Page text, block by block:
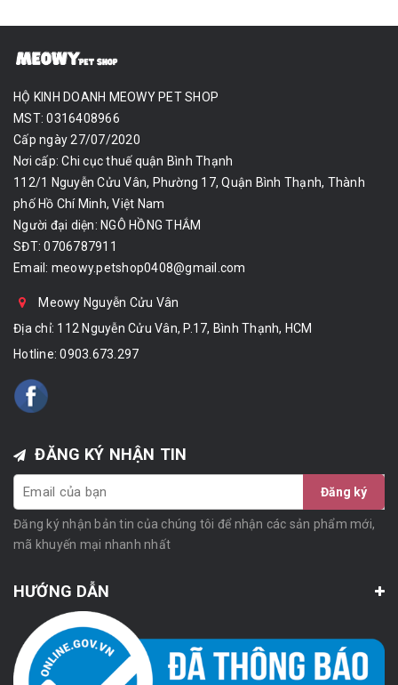
HỘ KINH DOANH MEOWY PET SHOP
MST: 0316408966
Cấp ngày 27/07/2020
Nơi cấp: Chi cục thuế quận Bình Thạnh
112/1 Nguyễn Cửu Vân, Phường 17, Quận Bình Thạnh, Thành
phố Hồ Chí Minh, Việt Nam
Người đại diện: NGÔ HỒNG THẮM
SĐT: 0706787911
Email: meowy.petshop0408@gmail.com
Meowy Nguyễn Cửu Vân
Địa chỉ: 112 Nguyễn Cửu Vân, P.17, Bình Thạnh, HCM
Hotline:0903.673.297
ĐĂNG KÝ NHẬN TIN
Đăng ký
Đăng ký nhận bản tin của chúng tôi để nhận các sản phẩm mới,
mã khuyến mại nhanh nhất
HƯỚNG DẪN